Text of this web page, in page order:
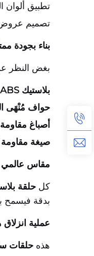
تطبيق ألوان
تصميم عروض
بناء بجودة
بغض النظر
بلاستيك ABS صلب
حواف مُنْهَى
أصباغ مقاومة
صيغة
مقاس عالمي ٧٠ مم
كل حلقة
بدقة فيسمح باستيعاب القضبان حتى ٢٥
عملية انزلاق
هذه حلقات